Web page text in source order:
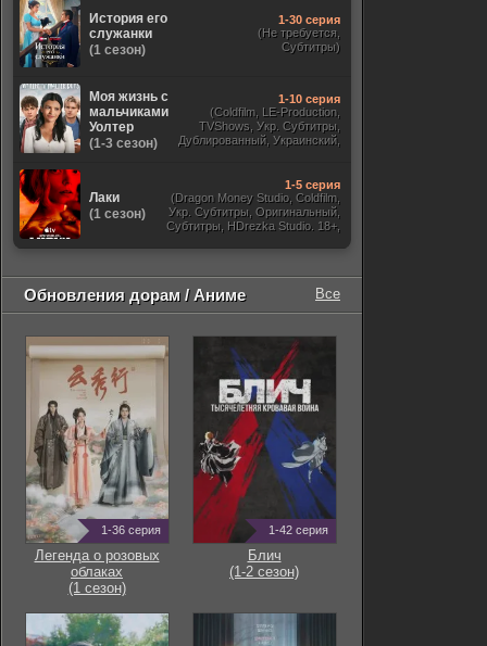
История его
служанки
(1 сезон)
1-30 серия
(Не требуется,
Субтитры)
Моя жизнь с
мальчиками
Уолтер
(1-3 сезон)
1-10 серия
(Coldfilm, LE-Production,
TVShows, Укр. Субтитры,
Дублированный, Украинский,
Лаки
(1 сезон)
1-5 серия
(Dragon Money Studio, Coldfilm,
Укр. Субтитры, Оригинальный,
Субтитры, HDrezka Studio. 18+,
Обновления дорам / Аниме Все
1-36 серия
Легенда о розовых
облаках
(1 сезон)
1-42 серия
Блич
(1-2 сезон)